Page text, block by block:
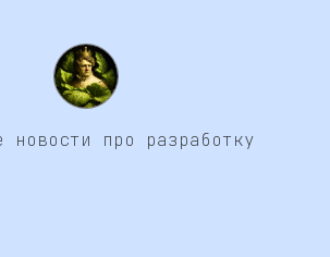
новости про разработку